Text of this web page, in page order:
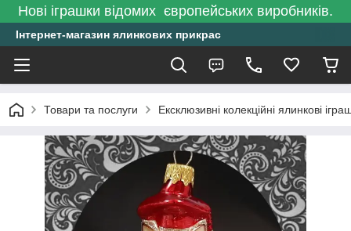
Нові іграшки відомих європейських виробників.
Інтернет-магазин ялинкових прикрас
Товари та послуги Ексклюзивні колекційні ялинкові